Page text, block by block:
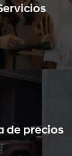
de precios